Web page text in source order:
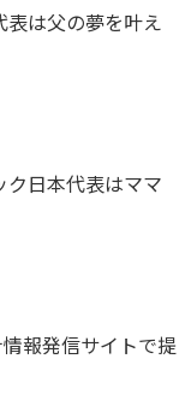
表は父の夢を叶え
ク日本代表はママ
報発信サイトで提